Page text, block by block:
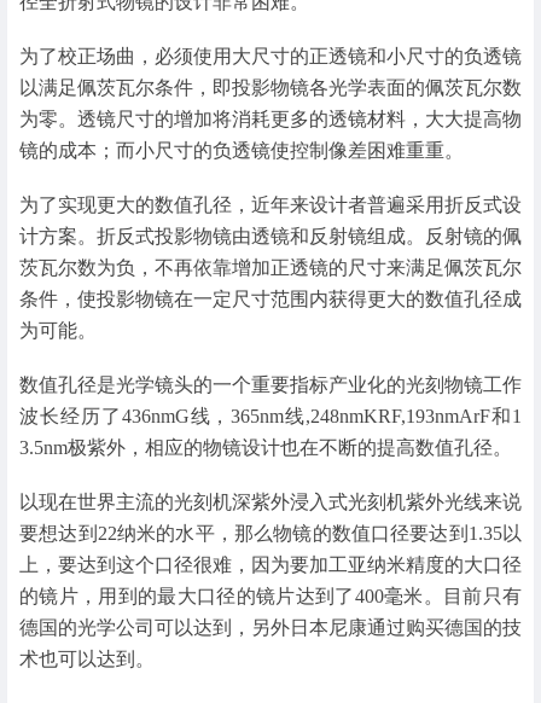
为了校正场曲，必须使用大尺寸的正透镜和小尺寸的负透镜
以满足佩茨瓦尔条件，即投影物镜各光学表面的佩茨瓦尔数
为零。透镜尺寸的增加将消耗更多的透镜材料，大大提高物
镜的成本；而小尺寸的负透镜使控制像差困难重重。
为了实现更大的数值孔径，近年来设计者普遍采用折反式设
计方案。折反式投影物镜由透镜和反射镜组成。反射镜的佩
茨瓦尔数为负，不再依靠增加正透镜的尺寸来满足佩茨瓦尔
条件，使投影物镜在一定尺寸范围内获得更大的数值孔径成
为可能。
数值孔径是光学镜头的一个重要指标产业化的光刻物镜工作
波长经历了436nmG线，365nm线,248nmKRF,193nmArF和1
3.5nm极紫外，相应的物镜设计也在不断的提高数值孔径。
以现在世界主流的光刻机深紫外浸入式光刻机紫外光线来说
要想达到22纳米的水平，那么物镜的数值口径要达到1.35以
上，要达到这个口径很难，因为要加工亚纳米精度的大口径
的镜片，用到的最大口径的镜片达到了400毫米。目前只有
德国的光学公司可以达到，另外日本尼康通过购买德国的技
术也可以达到。